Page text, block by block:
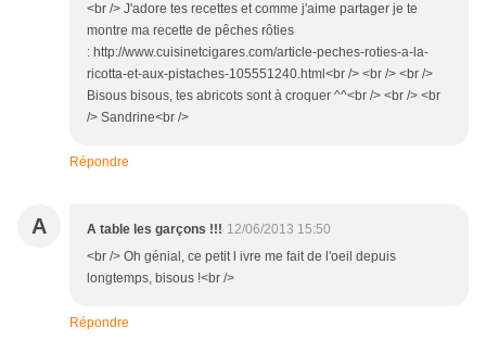
<br /> J'adore tes recettes et comme j'aime partager je te
montre ma recette de pêches rôties
: http://www.cuisinetcigares.com/article-peches-roties-a-la-
ricotta-et-aux-pistaches-105551240.html<br /> <br /> <br />
Bisous bisous, tes abricots sont à croquer ^^<br /> <br /> <br
/> Sandrine<br />
Répondre
A A table les garçons !!! 12/06/2013 15:50
<br /> Oh génial, ce petit l ivre me fait de l'oeil depuis
longtemps, bisous !<br />
Répondre